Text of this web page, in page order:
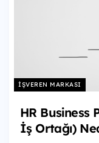
İŞVEREN MARKASI
HR Business
İş Ortağı)